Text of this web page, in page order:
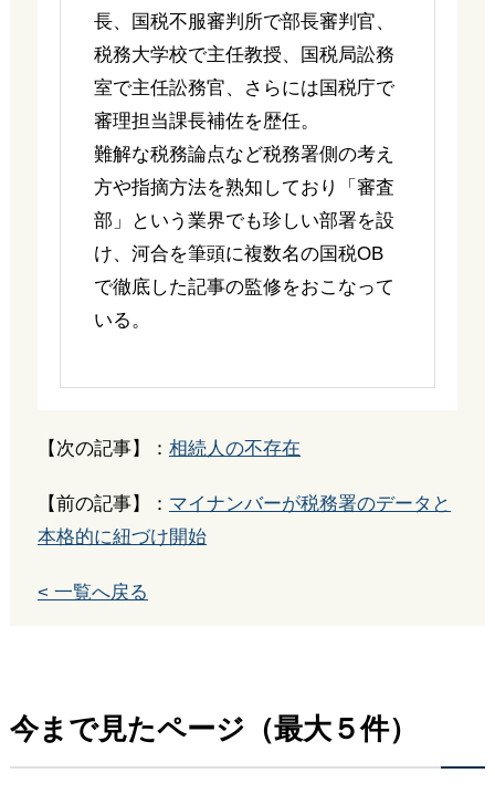
長、国税不服審判所で部長審判官、
税務大学校で主任教授、国税局訟務
室で主任訟務官、さらには国税庁で
審理担当課長補佐を歴任。
難解な税務論点など税務署側の考え
方や指摘方法を熟知しており「審査
部」という業界でも珍しい部署を設
け、河合を筆頭に複数名の国税OB
で徹底した記事の監修をおこなって
いる。
【次の記事】： 相続人の不存在
【前の記事】： マイナンバーが税務署のデータと
本格的に紐づけ開始
< 一覧へ戻る
今まで見たページ（最大５件）